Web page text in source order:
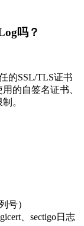
吗？
的SSL/TLS证书
的自签名证书、
。
号）
、sectigo日志